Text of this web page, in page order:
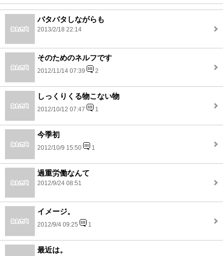
バタバタしながらも
2013/2/18 22:14
そのためのネルフです
2012/11/14 07:39 2
しっくりくる物こない物
2012/10/12 07:47 1
今季初
2012/10/9 15:50 1
過重労働なんて
2012/9/24 08:51
イメージ。
2012/9/4 09:25 1
最近は。